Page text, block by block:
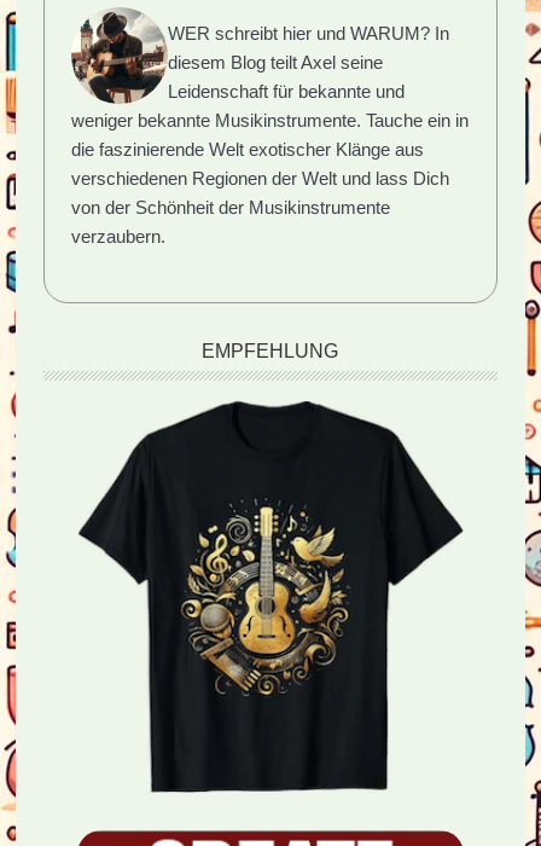
WER schreibt hier und WARUM? In
diesem Blog teilt Axel seine
Leidenschaft für bekannte und
weniger bekannte Musikinstrumente. Tauche ein in
die faszinierende Welt exotischer Klänge aus
verschiedenen Regionen der Welt und lass Dich
von der Schönheit der Musikinstrumente
verzaubern.
EMPFEHLUNG